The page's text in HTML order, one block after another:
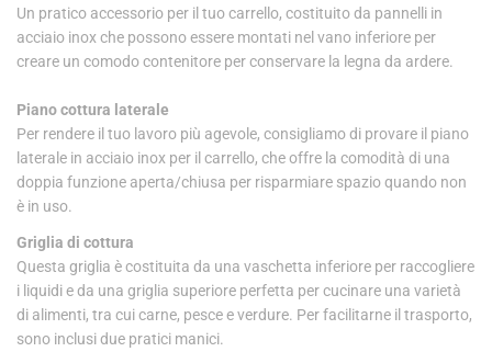
Un pratico accessorio per il tuo carrello, costituito da pannelli in
acciaio inox che possono essere montati nel vano inferiore per
creare un comodo contenitore per conservare la legna da ardere.
Piano cottura laterale
Per rendere il tuo lavoro più agevole, consigliamo di provare il piano
laterale in acciaio inox per il carrello, che offre la comodità di una
doppia funzione aperta/chiusa per risparmiare spazio quando non
è in uso.
Griglia di cottura
Questa griglia è costituita da una vaschetta inferiore per raccogliere
i liquidi e da una griglia superiore perfetta per cucinare una varietà
di alimenti, tra cui carne, pesce e verdure. Per facilitarne il trasporto,
sono inclusi due pratici manici.